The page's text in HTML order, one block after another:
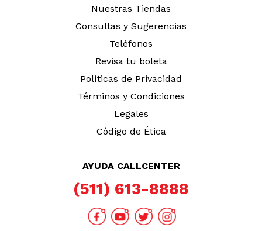
Nuestras Tiendas
Consultas y Sugerencias
Teléfonos
Revisa tu boleta
Políticas de Privacidad
Términos y Condiciones
Legales
Código de Ética
AYUDA CALLCENTER
(511) 613-8888